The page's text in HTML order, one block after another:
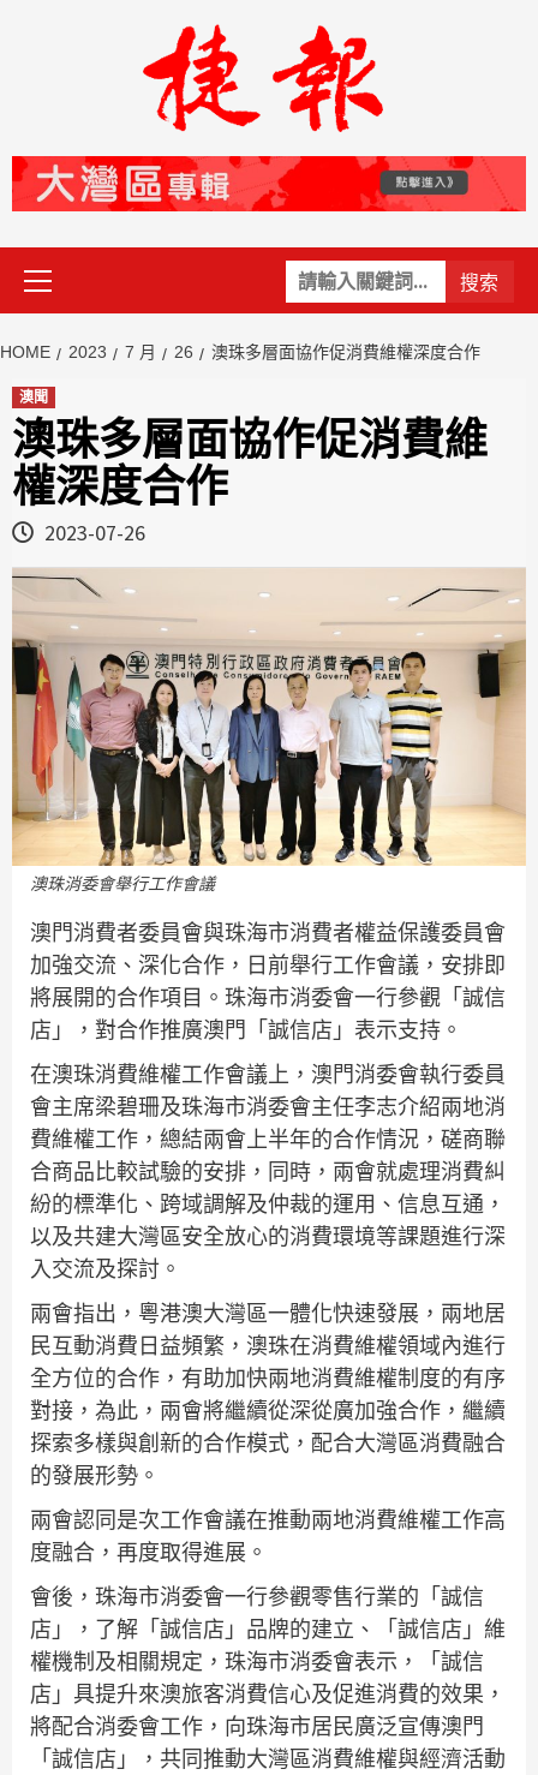
關
鍵
Primary
Menu
HOME 2023 7 月 26 澳珠多層面協作促消費維權深度合作
澳聞
澳珠多層面協作促消費維
權深度合作
2023-07-26
澳珠消委會舉行工作會議
澳門消費者委員會與珠海市消費者權益保護委員會
加強交流、深化合作，日前舉行工作會議，安排即
將展開的合作項目。珠海市消委會一行參觀「誠信
店」，對合作推廣澳門「誠信店」表示支持。
在澳珠消費維權工作會議上，澳門消委會執行委員
會主席梁碧珊及珠海市消委會主任李志介紹兩地消
費維權工作，總結兩會上半年的合作情況，磋商聯
合商品比較試驗的安排，同時，兩會就處理消費糾
紛的標準化、跨域調解及仲裁的運用、信息互通，
以及共建大灣區安全放心的消費環境等課題進行深
入交流及探討。
兩會指出，粵港澳大灣區一體化快速發展，兩地居
民互動消費日益頻繁，澳珠在消費維權領域內進行
全方位的合作，有助加快兩地消費維權制度的有序
對接，為此，兩會將繼續從深從廣加強合作，繼續
探索多樣與創新的合作模式，配合大灣區消費融合
的發展形勢。
兩會認同是次工作會議在推動兩地消費維權工作高
度融合，再度取得進展。
會後，珠海市消委會一行參觀零售行業的「誠信
店」，了解「誠信店」品牌的建立、「誠信店」維
權機制及相關規定，珠海市消委會表示，「誠信
店」具提升來澳旅客消費信心及促進消費的效果，
將配合消委會工作，向珠海市居民廣泛宣傳澳門
「誠信店」，共同推動大灣區消費維權與經濟活動